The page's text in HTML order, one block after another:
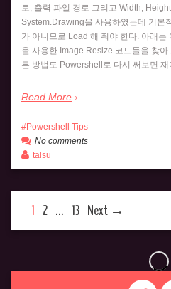
로, 출력 파일 경로 그리고 Width,
System.Drawing을 사용하였는데 기본
가 아니므로 Load 해 줘야 한다. 아래는
을 사용한 Image Resize 코드들을 찾
른 방법도 Powershell로 다시 써보면 재
Read More
Powershell Tips
No comments
talsu
1 2 … 13 Next →